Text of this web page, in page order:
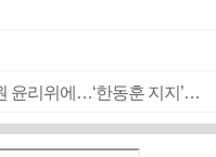
국힘 부산시당, ‘정이한 조력’ 시의원 윤리위에…‘한동훈 지지’도 신고접수